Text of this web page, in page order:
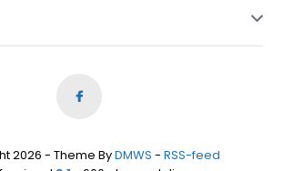
2026 - Theme ByDMWS - RSS-feed